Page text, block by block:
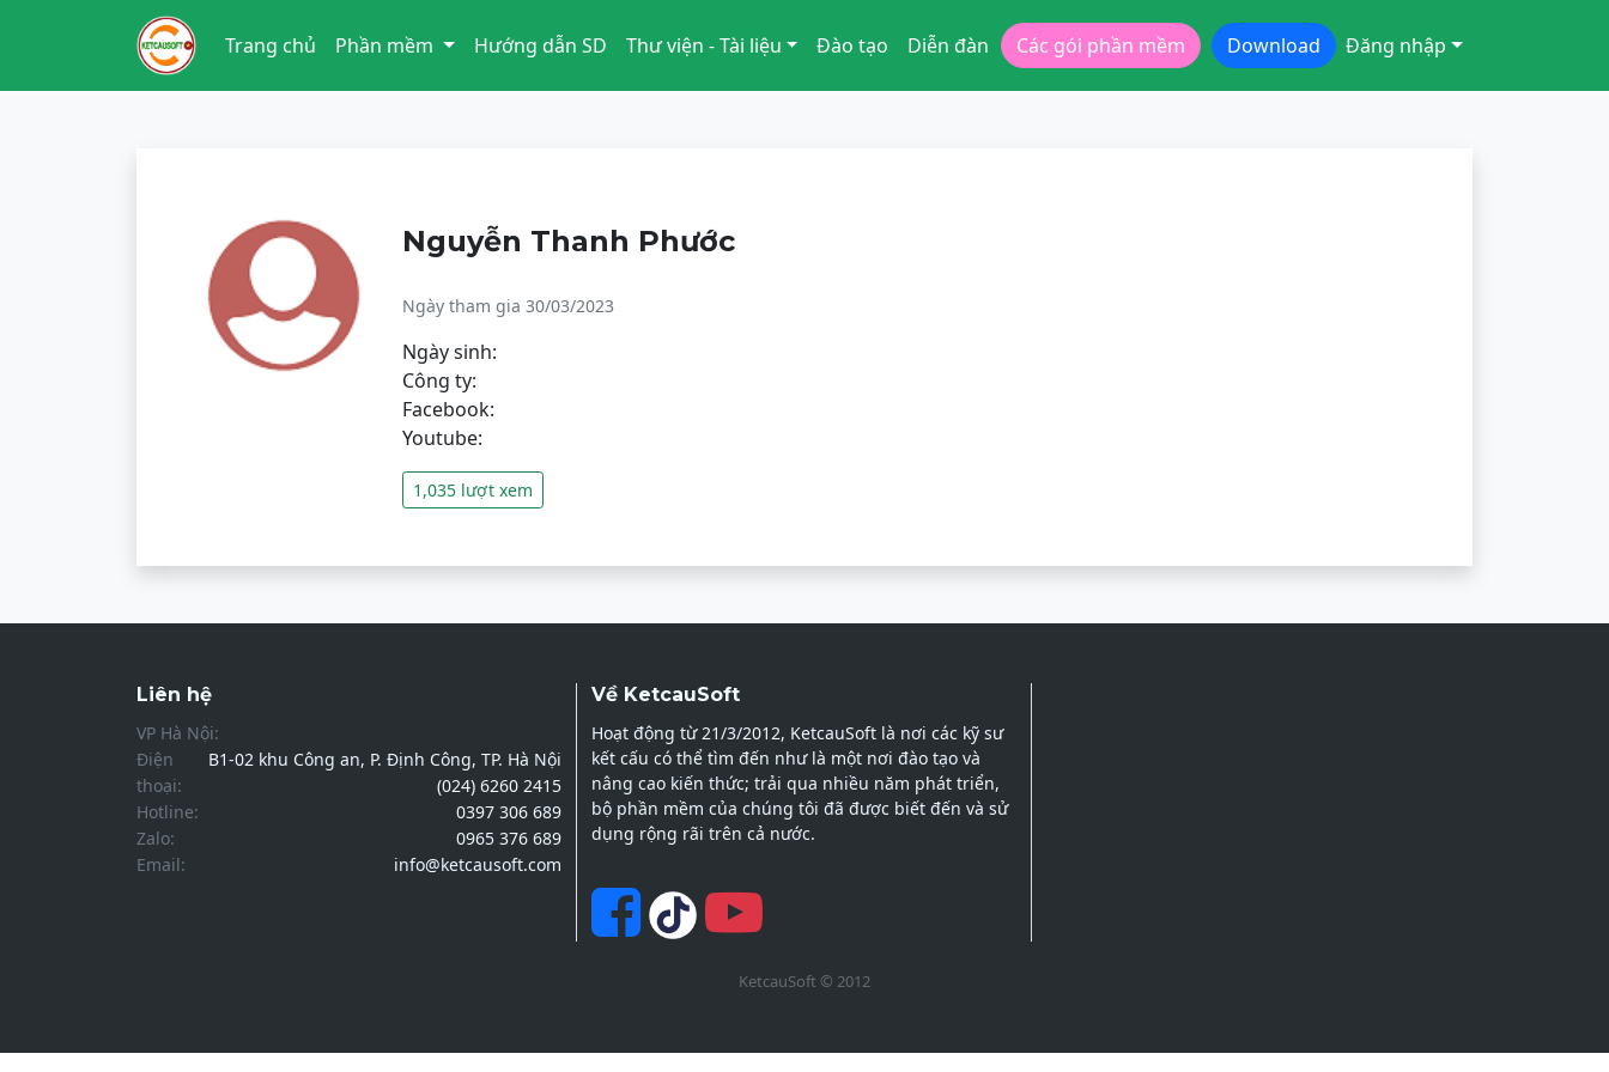
Trang chủ Phần mềm Hướng dẫn SD Thư viện - Tài liệu Đào tạo Diễn đàn Các gói phần mềm Download Đăng nhập
Nguyễn Thanh Phước
Ngày tham gia 30/03/2023
Ngày sinh:
Công ty:
Facebook:
Youtube:
1,035 lượt xem
Liên hệ
VP Hà Nội:
B1-02 khu Công an, P. Định Công, TP. Hà Nội
Điện
thoại:
(024) 6260 2415
Hotline:
0397 306 689
Zalo:
0965 376 689
Email:
info@ketcausoft.com
Về KetcauSoft
Hoạt động từ 21/3/2012, KetcauSoft là nơi các kỹ sư
kết cấu có thể tìm đến như là một nơi đào tạo và
nâng cao kiến thức; trải qua nhiều năm phát triển,
bộ phần mềm của chúng tôi đã được biết đến và sử
dụng rộng rãi trên cả nước.
KetcauSoft © 2012